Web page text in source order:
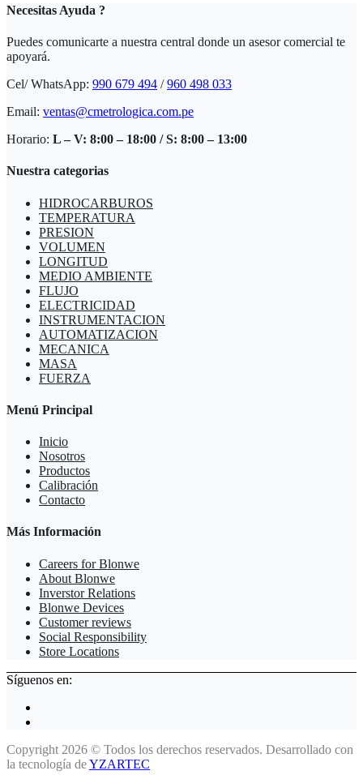
Necesitas Ayuda ?
Puedes comunicarte a nuestra central donde un asesor comercial te
apoyará.
Cel/ WhatsApp: 990 679 494 /960 498 033
Email: ventas@cmetrologica.com.pe
Horario: L – V: 8:00 – 18:00 / S: 8:00 – 13:00
Nuestra categorias
HIDROCARBUROS
TEMPERATURA
PRESION
VOLUMEN
LONGITUD
MEDIO AMBIENTE
FLUJO
ELECTRICIDAD
INSTRUMENTACION
AUTOMATIZACION
MECANICA
MASA
FUERZA
Menú Principal
Inicio
Nosotros
Productos
Calibración
Contacto
Más Información
Careers for Blonwe
About Blonwe
Inverstor Relations
Blonwe Devices
Customer reviews
Social Responsibility
Store Locations
Síguenos en:
Copyright 2026 © Todos los derechos reservados. Desarrollado con
la tecnología deYZARTEC